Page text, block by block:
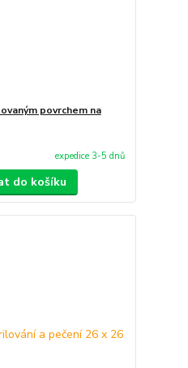
povrchem na
expedice 3-5 dnů
do košíku